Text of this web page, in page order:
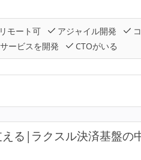
モート可 アジャイル開発
ービスを開発 CTOがいる
る|ラクスル決済基盤の